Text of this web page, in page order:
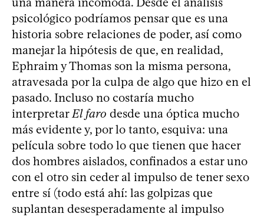
psicológico podríamos pensar que es una
historia sobre relaciones de poder, así como
manejar la hipótesis de que, en realidad,
Ephraim y Thomas son la misma persona,
atravesada por la culpa de algo que hizo en el
pasado. Incluso no costaría mucho
interpretarEl faro desde una óptica mucho
más evidente y, por lo tanto, esquiva: una
película sobre todo lo que tienen que hacer
dos hombres aislados, confinados a estar uno
con el otro sin ceder al impulso de tener sexo
entre sí (todo está ahí: las golpizas que
suplantan desesperadamente al impulso